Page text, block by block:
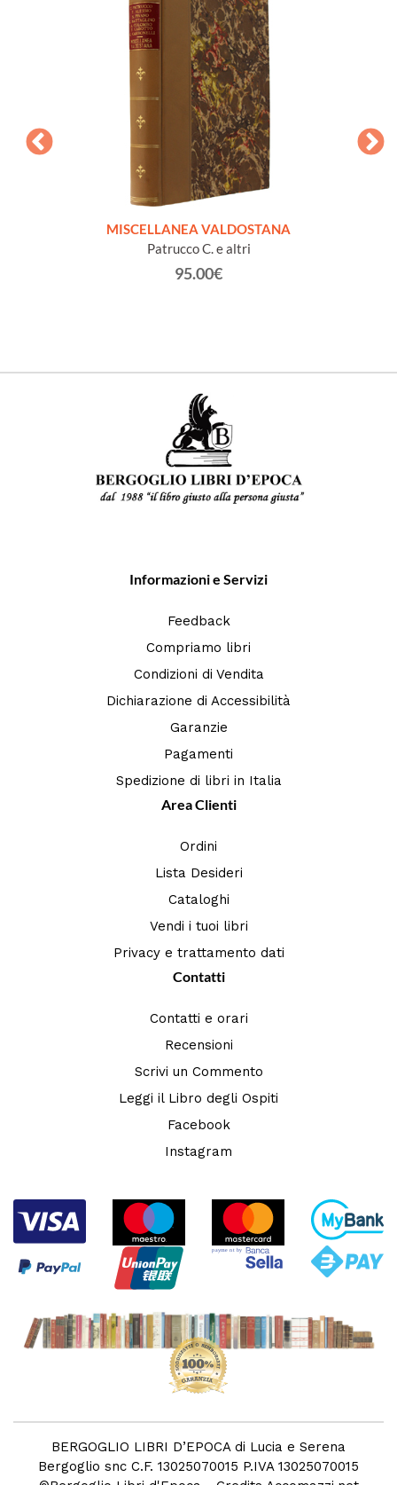
MISCELLANEA VALDOSTANA
Patrucco C. e altri
95.00€
Informazioni e Servizi
Feedback
Compriamo libri
Condizioni di Vendita
Dichiarazione di Accessibilità
Garanzie
Pagamenti
Spedizione di libri in Italia
Area Clienti
Ordini
Lista Desideri
Cataloghi
Vendi i tuoi libri
Privacy e trattamento dati
Contatti
Contatti e orari
Recensioni
Scrivi un Commento
Leggi il Libro degli Ospiti
Facebook
Instagram
BERGOGLIO LIBRI D’EPOCA di Lucia e Serena
Bergoglio snc C.F. 13025070015 P.IVA 13025070015